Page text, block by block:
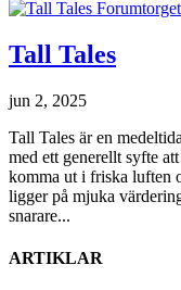
Tall Tales
jun 2, 2025
Tall Tales är en
med ett generellt syfte
komma ut i friska luften
ligger på mjuka
snarare...
ARTIKLAR